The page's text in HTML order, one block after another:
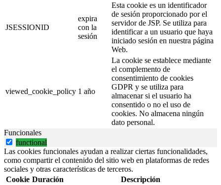
JSESSIONID
expira
con la
sesión
Esta cookie es un identificador
de sesión proporcionado por el
servidor de JSP. Se utiliza para
identificar a un usuario que haya
iniciado sesión en nuestra página
Web.
viewed_cookie_policy 1 año
La cookie se establece mediante
el complemento de
consentimiento de cookies
GDPR y se utiliza para
almacenar si el usuario ha
consentido o no el uso de
cookies. No almacena ningún
dato personal.
Funcionales
functional
Las cookies funcionales ayudan a realizar ciertas funcionalidades,
como compartir el contenido del sitio web en plataformas de redes
sociales y otras características de terceros.
Cookie Duración Descripción